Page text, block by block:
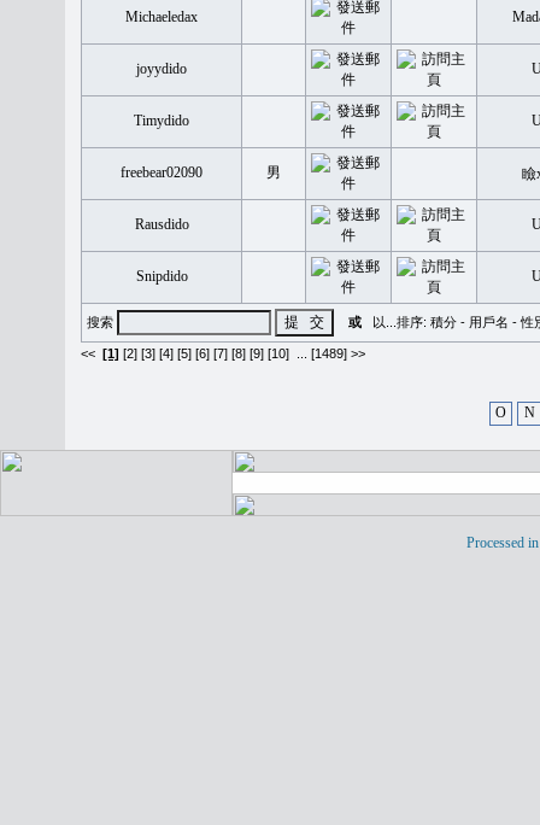
Michaeledax
joyydido
Timydido
freebear02090 男
Rausdido
Snipdido
搜索 或 以...排序: 積分 - 用戶名 -性
<< [1] [2] [3] [4] [5] [6] [7] [8] [9] [10] [1489] >>
O N
Processed